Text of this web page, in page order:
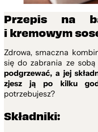
Przepis na
i kremowym
Zdrowa, smaczna
się do zabrania ze
podgrzewać, a jej
zjesz ją po kilku
potrzebujesz?
Składniki: